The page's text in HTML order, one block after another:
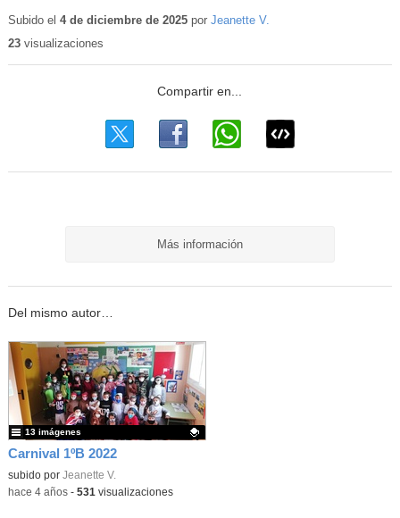
Subido el 4 de diciembre de 2025por Jeanette V.
23visualizaciones
Más información
Del mismo autor…
Carnival 1ºB 2022
Contenido educativo.
subido por Jeanette V.
13 imágenes
-hace 4 años- 531visualizaciones